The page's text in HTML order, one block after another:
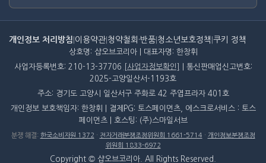
개인정보 처리방침 이용약관 청약철회·반품 청소년보호정책 쿠키 정책
상호명: 샵오브코리아 | 대표자명: 한창휘
사업자등록번호: 210-13-37706
[사업자정보확인]
| 통신판매업신고번호:
2025-고양일산서-1193호
주소: 경기도 고양시 일산서구 주화로 42 주엽프라자 401호
개인정보 보호책임자: 한창휘 | 결제PG: 토스페이먼츠, 에스크로서비스 : 토스
페이먼츠 | 호스팅: (주)스마일서브
분쟁 해결: 한국소비자원 1372 · 전자거래분쟁조정위원회 1661-5714 · 개인정보분쟁조정
위원회 1833-6972
Copyright © 샵오브코리아. All Rights Reserved.